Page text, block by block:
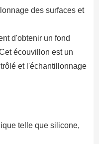
des surfaces et
d'obtenir un fond
écouvillon est un
et l'échantillonnage
telle que silicone,